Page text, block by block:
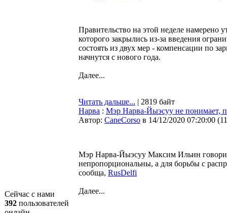
Сейчас с нами
392 пользователей
Правительство на этой неделе
которого закрылись из-за введения
состоять из двух мер - компенсации по
начнутся с нового года.
Далее...
Читать дальше... | 2819 байт
Нарва : Мэр Нарва-Йыэсуу не понимает,
Автор: CaneCorso в 14/12/2020 07:20:00 (
Мэр Нарва-Йыэсуу Максим Ильин
непропорциональны, а для борьбы с
сообща, RusDelfi
Далее...